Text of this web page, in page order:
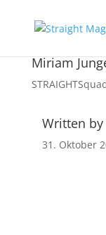
Miriam
Written by
31. Oktober